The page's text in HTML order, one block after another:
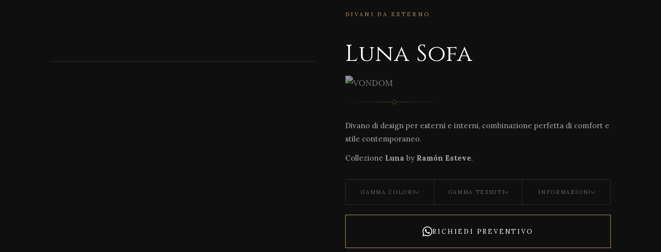
DIVANI DA ESTERNO
Luna Sofa
Divano di design per esterni e interni, combinazione perfetta di comfort e
stile contemporaneo.
Collezione Luna by Ramón Esteve.
GAMMA COLORI GAMMA TESSUTI INFORMAZIONI
RICHIEDI PREVENTIVO